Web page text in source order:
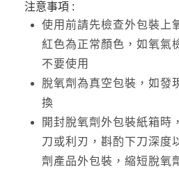
注意事項 :
使用前請先檢查外包裝上
紅色為正常顏色，如氧氣
不要使用
脫氧劑為真空包裝，如發
換
開封脫氧劑外包裝紙箱時
刀或利刃，斟酌下刀深度
劑產品外包裝，縮短脫氧